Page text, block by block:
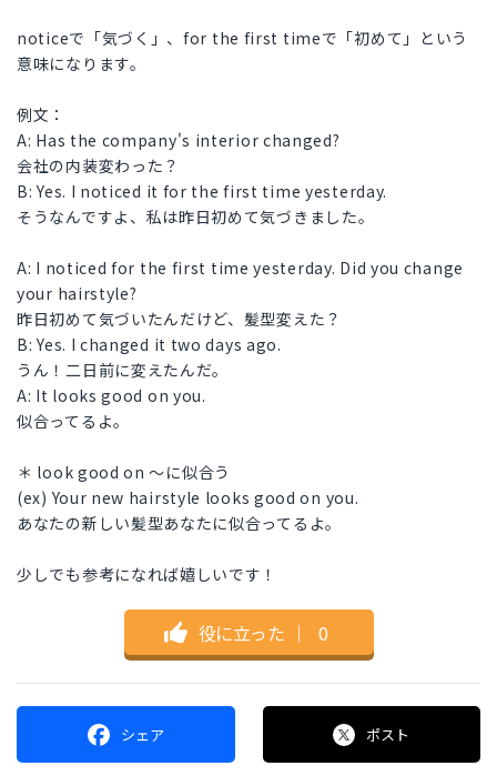
noticeで「気づく」、for the first timeで「初めて」という
意味になります。
例文：
A: Has the company's interior changed?
会社の内装変わった？
B: Yes. I noticed it for the first time yesterday.
そうなんですよ、私は昨日初めて気づきました。
A: I noticed for the first time yesterday. Did you change
your hairstyle?
昨日初めて気づいたんだけど、髪型変えた？
B: Yes. I changed it two days ago.
うん！二日前に変えたんだ。
A: It looks good on you.
似合ってるよ。
＊ look good on ～に似合う
(ex) Your new hairstyle looks good on you.
あなたの新しい髪型あなたに似合ってるよ。
少しでも参考になれば嬉しいです！
役に立った ｜ 0
シェア ポスト